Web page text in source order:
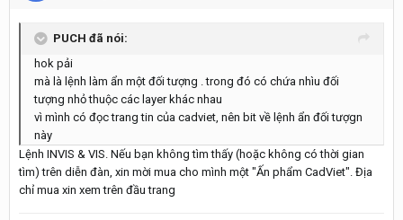
PUCH đã nói:
hok pải
mà là lệnh làm ẩn một đối tượng . trong đó có chứa nhìu đối
tượng nhỏ thuộc các layer khác nhau
vì mình có đọc trang tin của cadviet, nên bit về lệnh ẩn đối tượgn
này
Lệnh INVIS & VIS. Nếu bạn không tìm thấy (hoặc không có thời gian
tìm) trên diễn đàn, xin mời mua cho mình một "Ấn phẩm CadViet". Địa
chỉ mua xin xem trên đầu trang